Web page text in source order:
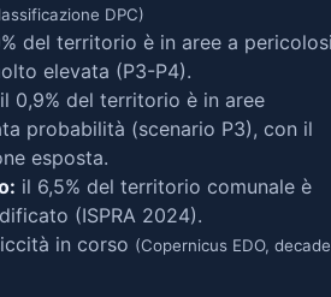
DPC)
del territorio è in aree a
elevata (P3-P4).
il 0,9% del territorio è in aree
probabilità (scenario P3), con il
esposta.
il 6,5% del territorio comunale è
(ISPRA 2024).
in corso (Copernicus EDO,